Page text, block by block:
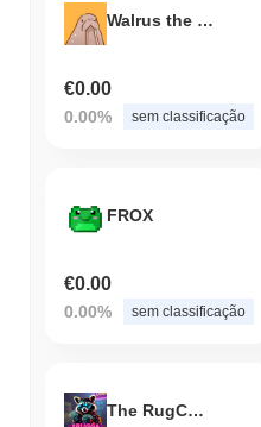
Walrus the tusk
€0.00
0.00% sem classificação
FROX
€0.00
0.00% sem classificação
The RugCoon